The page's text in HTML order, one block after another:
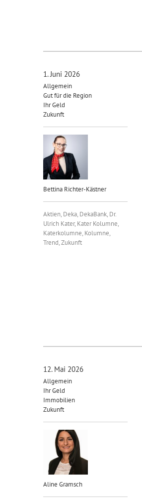
1. Juni 2026
Allgemein
Gut für die Region
Ihr Geld
Zukunft
Bettina Richter-Kästner
Aktien, Deka, DekaBank, Dr.
Ulrich Kater, Kater Kolumne,
Katerkolumne, Kolumne,
Trend,Zukunft
12. Mai 2026
Allgemein
Ihr Geld
Immobilien
Zukunft
Aline Gramsch